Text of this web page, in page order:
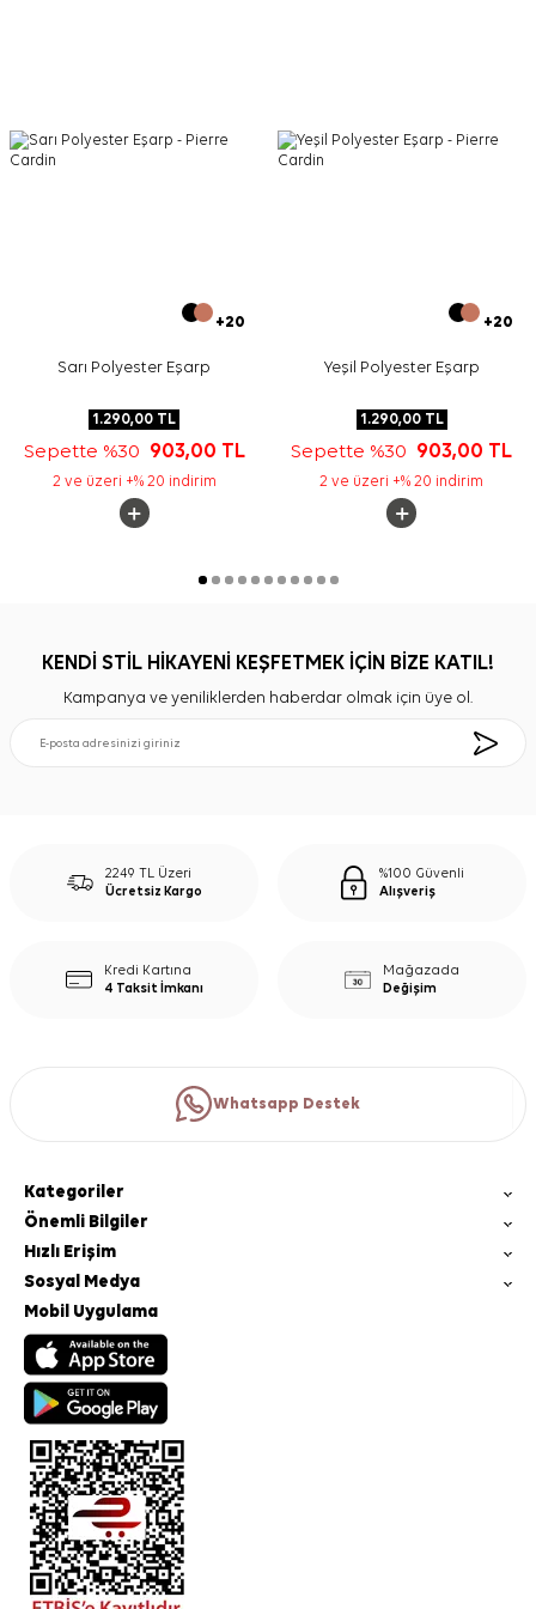
Sıkça Sorulan Sorular
Bej Polyester Kare Çiçekli Eşarp ölçüsü nedir?
+20
Sarı Polyester Eşarp
1.290,00 TL
Sepette %30 903,00 TL
2 ve üzeri +% 20 indirim
+20
Yeşil Polyester Eşarp
1.290,00TL
Sepette %30 903,00 TL
2 ve üzeri +% 20 indirim
KENDİ STİL HİKAYENİ KEŞFETMEK İÇİN BİZE KATIL!
Kampanya ve yeniliklerden haberdar olmak için üye ol.
2249 TL Üzeri
Ücretsiz Kargo
%100 Güvenli
Alışveriş
Kredi Kartına
4 Taksit İmkanı
Mağazada
Değişim
Whatsapp Destek
Kategoriler
Önemli Bilgiler
Hızlı Erişim
Sosyal Medya
Mobil Uygulama